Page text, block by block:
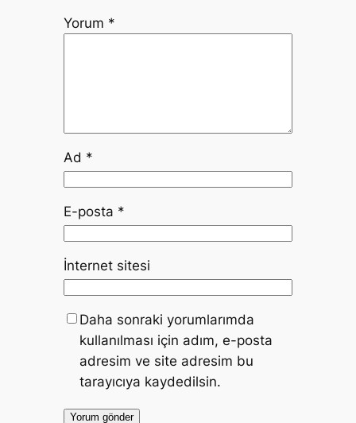
Yorum *
Ad *
E-posta *
İnternet sitesi
Daha sonraki yorumlarımda
kullanılması için adım, e-posta
adresim ve site adresim bu
tarayıcıya kaydedilsin.